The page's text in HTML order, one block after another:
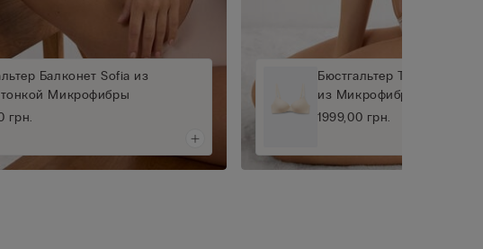
Балконет Sofia из
Микрофибры
грн.
Бюстгальтер
из Микрофибры Ultralight
1999,00 грн.